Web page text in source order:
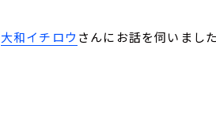
大和イチロウ さんにお話を伺いまし